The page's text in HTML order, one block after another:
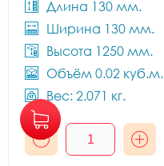
Длина 130 мм.
Ширина 130 мм.
Высота 1250 мм.
Объём 0.02 куб.м.
Вес: 2.071 кг.